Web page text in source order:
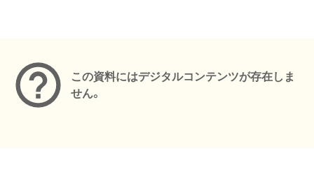
この資料にはデジタルコンテンツが存在しま
せん。